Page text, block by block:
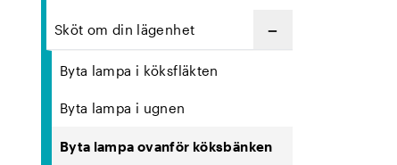
Sköt om din lägenhet −
Byta lampa i köksfläkten
Byta lampa i ugnen
Byta lampa ovanför köksbänken